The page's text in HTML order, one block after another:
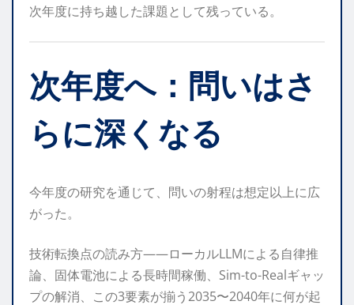
次年度に持ち越した課題として残っている。
次年度へ：問いはさ
らに深くなる
今年度の研究を通じて、問いの射程は想定以上に広
がった。
技術転換点の読み方——ローカルLLMによる自律推
論、固体電池による長時間稼働、Sim-to-Realギャッ
プの解消、この3要素が揃う2035〜2040年に何が起